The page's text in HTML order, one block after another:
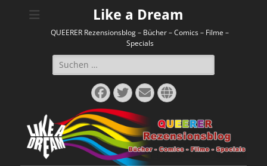
Like a Dream
QUEERER Rezensionsblog – Bücher – Comics – Filme –
Specials
Suchen
nach:
Facebook
Twitter
E-
Mail
Website